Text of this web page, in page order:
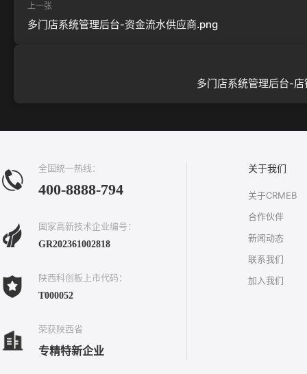
上一张
多门店系统管理后台-资金流水供应商.png
多门店系统管理后台-
全国统一热线：
400-8888-794
国家高新技术企业编号：
GR202361002818
陕西科创板上市代码：
T000052
荣获陕西省
专精特新企业
关于我们
关于CRMEB
合作伙伴
新闻动态
联系我们
加入我们